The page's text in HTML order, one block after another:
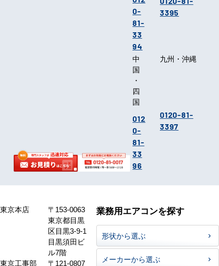
0-
81-
33
94
3395
中
国
・
四
国
012
0-
81-
33
96
九州・沖縄
0120-81-
3397
東京本店
〒153-0063
東京都目黒
区目黒3-9-1
目黒須田ビ
ル7階
東京工事部
〒121-0807
業務用エアコンを探す
形状から選ぶ
メーカーから選ぶ